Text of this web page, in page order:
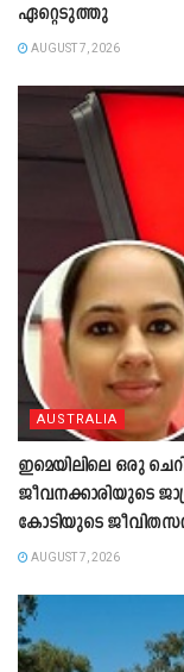
ഏറ്റെടുത്തു
AUGUST 7, 2026
AUSTRALIA
ഇമെയിലിലെ ഒരു
ജീവനക്കാരിയുടെ
കോടിയുടെ
AUGUST 7, 2026